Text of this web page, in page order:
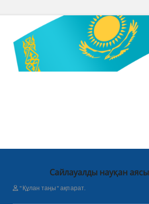
Сайлауалды науқан
"Құлан таңы" ақпарат.